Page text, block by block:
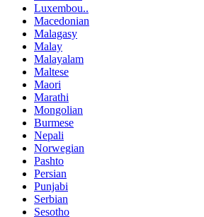
Luxembou..
Macedonian
Malagasy
Malay
Malayalam
Maltese
Maori
Marathi
Mongolian
Burmese
Nepali
Norwegian
Pashto
Persian
Punjabi
Serbian
Sesotho